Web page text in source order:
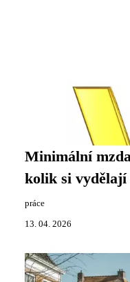
Minimální
kolik si vydělají
práce
13. 04. 2026